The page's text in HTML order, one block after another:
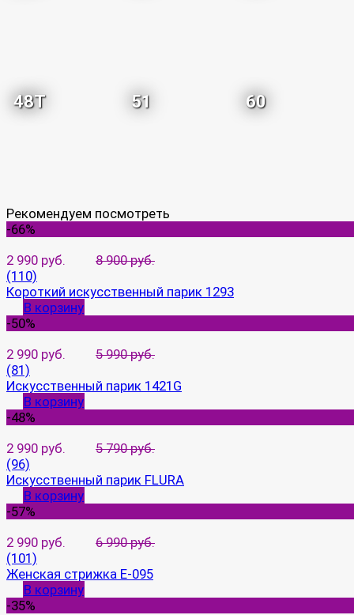
48T 51 60
Рекомендуем посмотреть
-66%
2 990 руб.
8 900 руб.
(110)
Короткий искусственный парик 1293
В корзину
-50%
2 990 руб.
5 990 руб.
(81)
Искусственный парик 1421G
В корзину
-48%
2 990 руб.
5 790 руб.
(96)
Искусственный парик FLURA
В корзину
-57%
2 990 руб.
6 990 руб.
(101)
Женская стрижка E-095
В корзину
-35%